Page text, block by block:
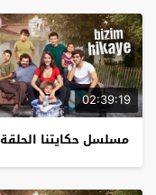
02:39:19
مسلسل حكايتنا الحلقة 32